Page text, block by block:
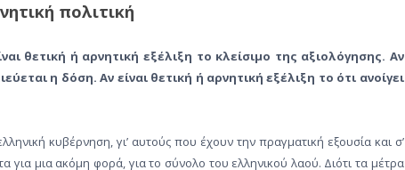
πολιτική
θετική ή αρνητική εξέλιξη το κλείσιμο της αξιολόγησης. Αν
η δόση. Αν είναι θετική ή αρνητική εξέλιξη το ότι ανοίγει
κυβέρνηση, γι’ αυτούς που έχουν την πραγματική εξουσία και σ’
για μια ακόμη φορά, για το σύνολο του ελληνικού λαού. Διότι τα μέτρα